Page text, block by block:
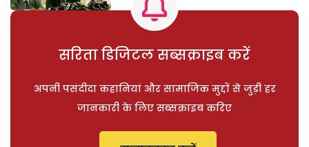
सरिता डिजिटल सब्सक्राइब करें
अपनी पसंदीदा कहानियां और सामाजिक मुद्दों से जुड़ी हर
जानकारी के लिए सब्सक्राइब करिए